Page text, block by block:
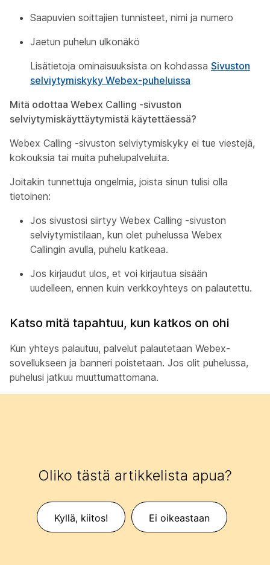
Saapuvien soittajien tunnisteet, nimi ja numero
Jaetun puhelun ulkonäkö
Lisätietoja ominaisuuksista on kohdassa Sivuston
selviytymiskyky Webex-puheluissa
Mitä odottaa Webex Calling -sivuston
selviytymiskäyttäytymistä käytettäessä?
Webex Calling -sivuston selviytymiskyky ei tue viestejä,
kokouksia tai muita puhelupalveluita.
Joitakin tunnettuja ongelmia, joista sinun tulisi olla
tietoinen:
Jos sivustosi siirtyy Webex Calling -sivuston
selviytymistilaan, kun olet puhelussa Webex
Callingin avulla, puhelu katkeaa.
Jos kirjaudut ulos, et voi kirjautua sisään
uudelleen, ennen kuin verkkoyhteys on palautettu.
Katso mitä tapahtuu, kun katkos on ohi
Kun yhteys palautuu, palvelut palautetaan Webex-
sovellukseen ja banneri poistetaan. Jos olit puhelussa,
puhelusi jatkuu muuttumattomana.
Oliko tästä artikkelista apua?
Kyllä, kiitos! Ei oikeastaan